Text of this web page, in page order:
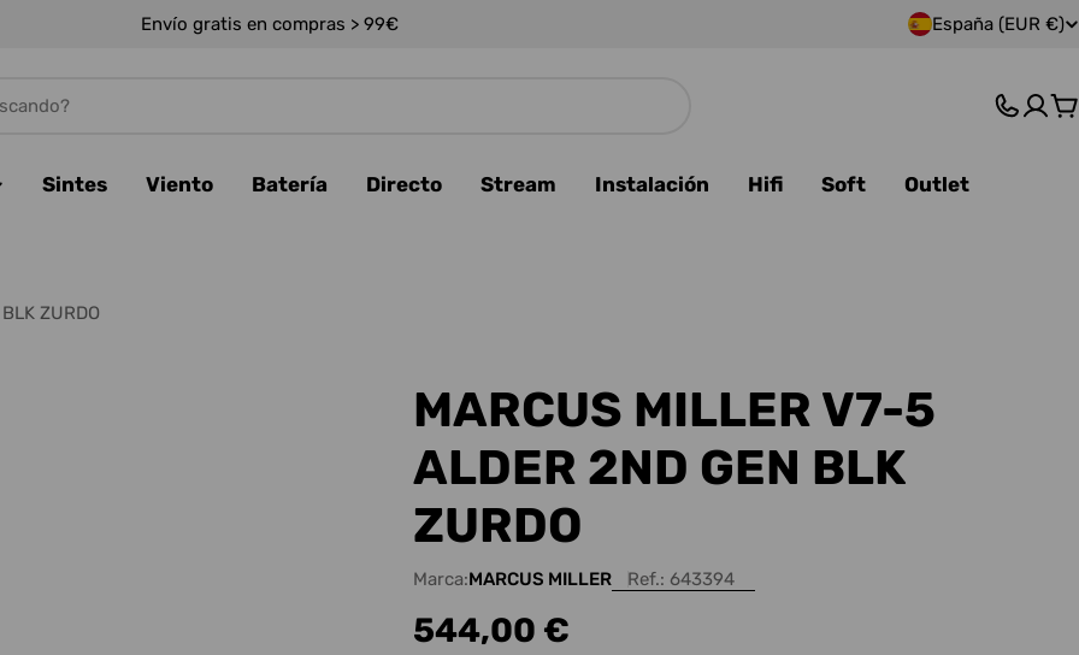
Envío gratis en compras > 99€
P
s
g
i
España (EUR €)
Sintes Viento Batería Directo Stream Instalación Hifi Soft
Outlet
ZURDO
MARCUS MILLER V7-5
ALDER 2ND GEN BLK
ZURDO
Marca:MARCUS MILLER Ref.: 643394
Precio
544,00 €